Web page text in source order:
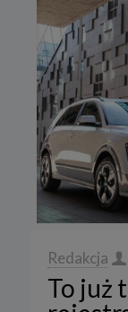
Redakcja
To już